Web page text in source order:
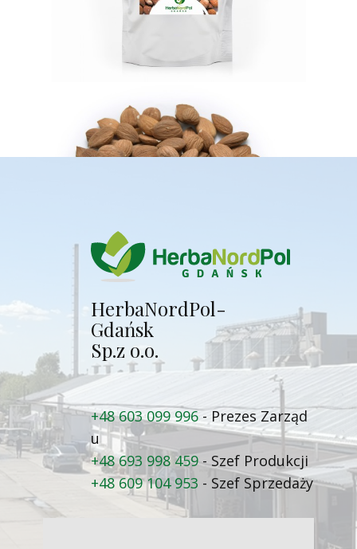
Herba​NordPol-
Gdańsk
Sp.z o.o.
+48 603 099 996 - Prezes Zarząd​
u
+48 693 998 459 - Szef Produkcji
+48 609 104 953 - Szef Sprzedaży